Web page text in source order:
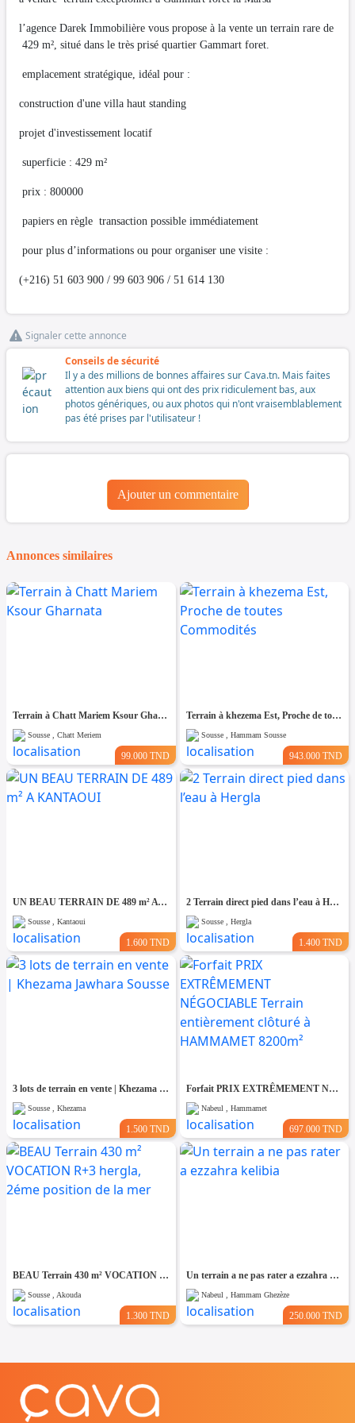
l’agence Darek Immobilière vous propose à la vente un terrain rare de
429 m², situé dans le très prisé quartier Gammart foret.
emplacement stratégique, idéal pour :
construction d'une villa haut standing
projet d'investissement locatif
superficie : 429 m²
prix : 800000
papiers en règle transaction possible immédiatement
pour plus d’informations ou pour organiser une visite :
(+216) 51 603 900 / 99 603 906 / 51 614 130
Signaler cette annonce
Conseils de sécurité
Il y a des millions de bonnes affaires sur Cava.tn. Mais faites
attention aux biens qui ont des prix ridiculement bas, aux
photos génériques, ou aux photos qui n'ont vraisemblablement
pas été prises par l'utilisateur !
Ajouter un commentaire
Annonces similaires
Terrain à Chatt Mariem Ksour Gharnata
Sousse , Chatt Meriem
99.000 TND
Terrain à khezema Est, Proche de toutes Commodités
Sousse , Hammam Sousse
943.000 TND
UN BEAU TERRAIN DE 489 m² A KANTAOUI
Sousse , Kantaoui
1.600 TND
2 Terrain direct pied dans l’eau à Hergla
Sousse , Hergla
1.400 TND
3 lots de terrain en vente | Khezama Jawhara Sousse
Sousse , Khezama
1.500 TND
Forfait PRIX EXTRÊMEMENT NÉGOCIABLE Terrain entièrement clôturé à HAMMAMET 8200m²
Nabeul , Hammamet
697.000 TND
BEAU Terrain 430 m² VOCATION R+3 hergla, 2éme position de la mer
Sousse , Akouda
1.300 TND
Un terrain a ne pas rater a ezzahra kelibia
Nabeul , Hammam Ghezèze
250.000 TND